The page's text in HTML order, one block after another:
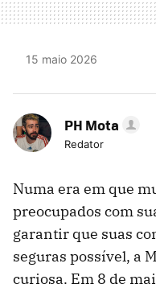
15 maio 2026
PH Mota
Redator
Numa era em que
preocupados com
garantir que suas
seguras possível, a
curiosa. Em 8 de